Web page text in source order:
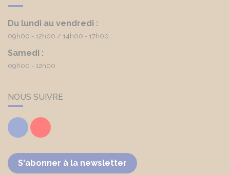
Du lundi au vendredi :
09h00 - 12h00 14h00 - 17h00
Samedi :
09h00 - 12h00
NOUS SUIVRE
FacebookYoutube
S'abonner à la newsletter